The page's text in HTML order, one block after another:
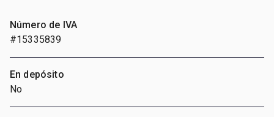
Número de IVA
#15335839
En depósito
No